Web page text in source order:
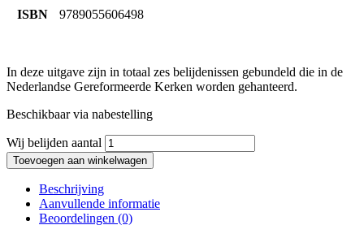
ISBN 9789055606498
In deze uitgave zijn in totaal zes belijdenissen gebundeld die in de
Nederlandse Gereformeerde Kerken worden gehanteerd.
Beschikbaar via nabestelling
Wij belijden aantal
Toevoegen aan winkelwagen
Beschrijving
Aanvullende informatie
Beoordelingen (0)